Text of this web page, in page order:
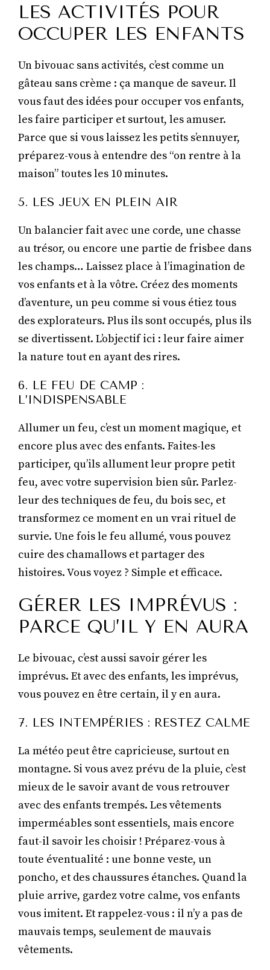
LES ACTIVITÉS POUR
OCCUPER LES ENFANTS
Un bivouac sans activités, c’est comme un
gâteau sans crème : ça manque de saveur. Il
vous faut des idées pour occuper vos enfants,
les faire participer et surtout, les amuser.
Parce que si vous laissez les petits s’ennuyer,
préparez-vous à entendre des “on rentre à la
maison” toutes les 10 minutes.
5. LES JEUX EN PLEIN AIR
Un balancier fait avec une corde, une chasse
au trésor, ou encore une partie de frisbee dans
les champs… Laissez place à l’imagination de
vos enfants et à la vôtre. Créez des moments
d’aventure, un peu comme si vous étiez tous
des explorateurs. Plus ils sont occupés, plus ils
se divertissent. L’objectif ici : leur faire aimer
la nature tout en ayant des rires.
6. LE FEU DE CAMP :
L’INDISPENSABLE
Allumer un feu, c’est un moment magique, et
encore plus avec des enfants. Faites-les
participer, qu’ils allument leur propre petit
feu, avec votre supervision bien sûr. Parlez-
leur des techniques de feu, du bois sec, et
transformez ce moment en un vrai rituel de
survie. Une fois le feu allumé, vous pouvez
cuire des chamallows et partager des
histoires. Vous voyez ? Simple et efficace.
GÉRER LES IMPRÉVUS :
PARCE QU’IL Y EN AURA
Le bivouac, c’est aussi savoir gérer les
imprévus. Et avec des enfants, les imprévus,
vous pouvez en être certain, il y en aura.
7. LES INTEMPÉRIES : RESTEZ CALME
La météo peut être capricieuse, surtout en
montagne. Si vous avez prévu de la pluie, c’est
mieux de le savoir avant de vous retrouver
avec des enfants trempés. Les vêtements
imperméables sont essentiels, mais encore
faut-il savoir les choisir ! Préparez-vous à
toute éventualité : une bonne veste, un
poncho, et des chaussures étanches. Quand la
pluie arrive, gardez votre calme, vos enfants
vous imitent. Et rappelez-vous : il n’y a pas de
mauvais temps, seulement de mauvais
vêtements.